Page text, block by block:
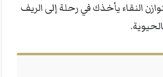
النقاء يأخذك في رحلة إلى الريف